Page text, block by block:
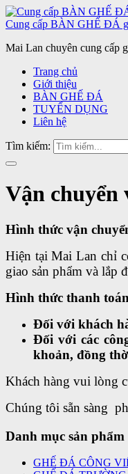
Cung cấp BÀN GHẾ ĐÁ
Mai Lan chuyên cung cấp
Trang chủ
Giới thiệu
BÀN GHẾ ĐÁ
TUYỂN DỤNG
Liên hệ
Tìm kiếm:
Toggle
Vận chuyển
Hình thức vận
Hiện tại Mai Lan chỉ
giao sản phẩm và lắp
Hình thức thanh toán
Đối với khách
Đối với các
khoản, đồng
Khách hàng vui lòng
Chúng tôi sẵn sàng
Danh mục sản phẩm
GHẾ ĐÁ CÔNG